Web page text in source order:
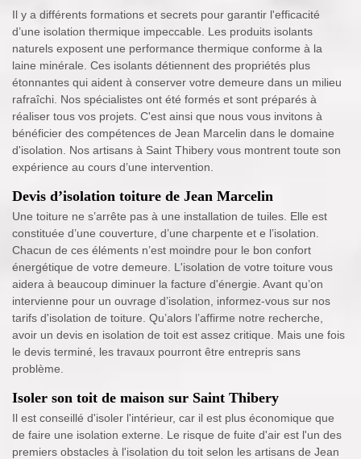
Il y a différents formations et secrets pour garantir l'efficacité
d’une isolation thermique impeccable. Les produits isolants
naturels exposent une performance thermique conforme à la
laine minérale. Ces isolants détiennent des propriétés plus
étonnantes qui aident à conserver votre demeure dans un milieu
rafraîchi. Nos spécialistes ont été formés et sont préparés à
réaliser tous vos projets. C'est ainsi que nous vous invitons à
bénéficier des compétences de Jean Marcelin dans le domaine
d'isolation. Nos artisans à Saint Thibery vous montrent toute son
expérience au cours d’une intervention.
Devis d’isolation toiture de Jean Marcelin
Une toiture ne s’arrête pas à une installation de tuiles. Elle est
constituée d’une couverture, d’une charpente et e l’isolation.
Chacun de ces éléments n’est moindre pour le bon confort
énergétique de votre demeure. L'isolation de votre toiture vous
aidera à beaucoup diminuer la facture d'énergie. Avant qu’on
intervienne pour un ouvrage d’isolation, informez-vous sur nos
tarifs d'isolation de toiture. Qu’alors l’affirme notre recherche,
avoir un devis en isolation de toit est assez critique. Mais une fois
le devis terminé, les travaux pourront être entrepris sans
problème.
Isoler son toit de maison sur Saint Thibery
Il est conseillé d'isoler l'intérieur, car il est plus économique que
de faire une isolation externe. Le risque de fuite d'air est l'un des
premiers obstacles à l'isolation du toit selon les artisans de Jean